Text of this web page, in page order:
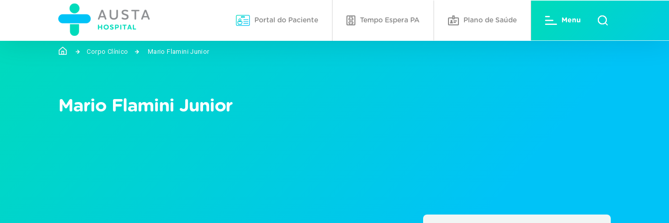
Portal do Paciente Tempo Espera PA Plano de Saúde Menu
Corpo Clínico Mario Flamini Junior
Mario Flamini Junior